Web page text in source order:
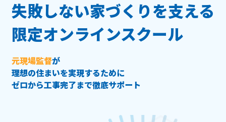
失敗しない家づくりを支える
限定オンラインスクール
元現場監督が
理想の住まいを実現するために
ゼロから工事完了まで徹底サポート